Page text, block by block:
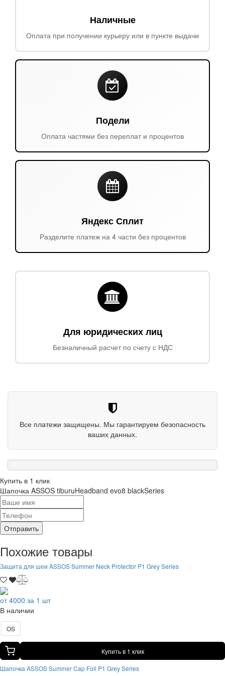
Наличные
Оплата при получении курьеру или в пункте выдачи
Подели
Оплата частями без переплат и процентов
Яндекс Сплит
Разделите платеж на 4 части без процентов
Для юридических лиц
Безналичный расчет по счету с НДС
Все платежи защищены. Мы гарантируем безопасность
ваших данных.
Купить в 1 клик
Шапочка ASSOS tiburuHeadband evo8 blackSeries
Отправить
Похожие товары
Защита для шеи ASSOS Summer Neck Protector P1 Grey Series
от 4000 за 1 шт
В наличии
OS
Купить в 1 клик
Шапочка ASSOS Summer Cap Foil P1 Grey Series